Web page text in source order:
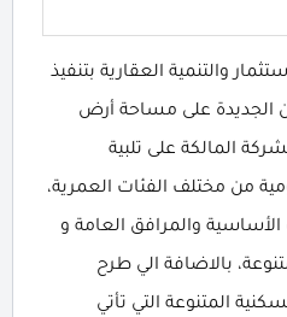
والتنمية العقارية بتنفيذ
الجديدة على مساحة أرض
المالكة على تلبية
من مختلف الفئات العمرية،
والمرافق العامة و
بالاضافة الي طرح
المتنوعة التي تأتي